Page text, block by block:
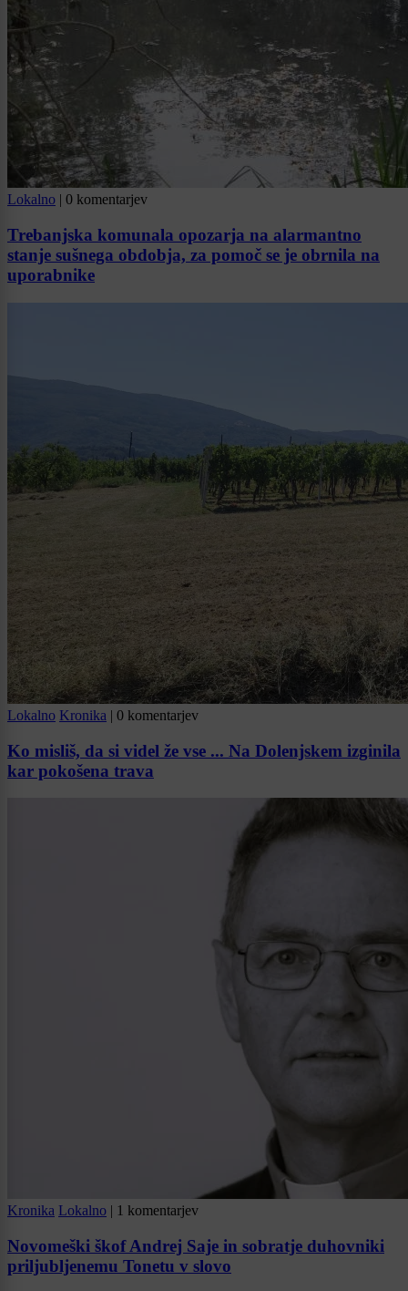
Lokalno | 0 komentarjev
Trebanjska komunala opozarja na alarmantno
stanje sušnega obdobja, za pomoč se je obrnila na
uporabnike
Lokalno Kronika | 0 komentarjev
Ko misliš, da si videl že vse ... Na Dolenjskem izginila
kar pokošena trava
Kronika Lokalno | 1 komentarjev
Novomeški škof Andrej Saje in sobratje duhovniki
priljubljenemu Tonetu v slovo